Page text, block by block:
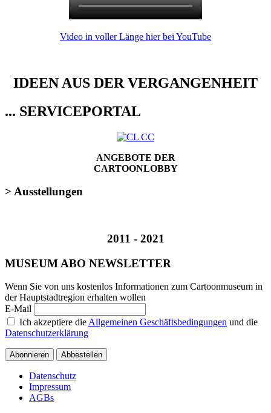
Video in voller Länge hier bei YouTube
IDEEN AUS DER VERGANGENHEIT
... SERVICEPORTAL
ANGEBOTE DER
CARTOONLOBBY
> Ausstellungen
2011 - 2021
MUSEUM ABO NEWSLETTER
Wenn Sie von uns kostenlos Informationen zum Cartoonmuseum in
der Hauptstadtregion erhalten wollen
E-Mail
Ich akzeptiere die Allgemeinen Geschäftsbedingungen und die
Datenschutzerklärung
Abonnieren Abbestellen
Datenschutz
Impressum
AGBs